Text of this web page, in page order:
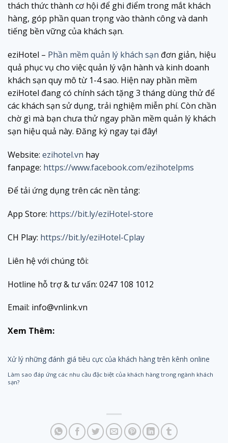
thách thức thành cơ hội để ghi điểm trong mắt khách
hàng, góp phần quan trọng vào thành công và danh
tiếng bền vững của khách sạn.
eziHotel – Phần mềm quản lý khách sạn đơn giản, hiệu
quả phục vụ cho việc quản lý vận hành và kinh doanh
khách sạn quy mô từ 1-4 sao. Hiện nay phần mềm
eziHotel đang có chính sách tặng 3 tháng dùng thử để
các khách sạn sử dụng, trải nghiệm miễn phí. Còn chần
chờ gì mà bạn chưa thử ngay phần mềm quản lý khách
sạn hiệu quả này. Đăng ký ngay tại đây!
Website: ezihotel.vn hay
fanpage: https://www.facebook.com/ezihotelpms
Để tải ứng dụng trên các nền tảng:
App Store: https://bit.ly/eziHotel-store
CH Play: https://bit.ly/eziHotel-Cplay
Liên hệ với chúng tôi:
Hotline hỗ trợ & tư vấn: 0247 108 1012
Email: info@vnlink.vn
Xem Thêm:
Xử lý những đánh giá tiêu cực của khách hàng trên kênh online
Làm sao đáp ứng các nhu cầu đặc biệt của khách hàng trong ngành khách
sạn?